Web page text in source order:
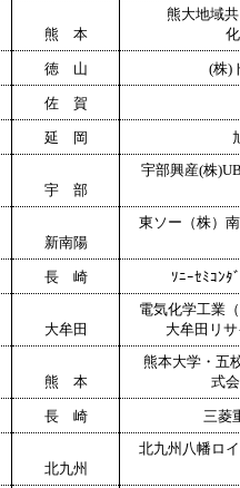
熊 本
熊大地域
徳 山 (株)
佐 賀
延 岡
宇 部
宇部興産(株
新南陽
東ソー（株）
長 崎 ｿﾆｰｾﾐｺﾝﾀ
大牟田
電気化学工業
大牟田リ
熊 本
熊本大学・五
式
長 崎 三菱
北九州
北九州八幡ロ